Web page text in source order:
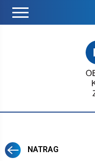
NATRAG